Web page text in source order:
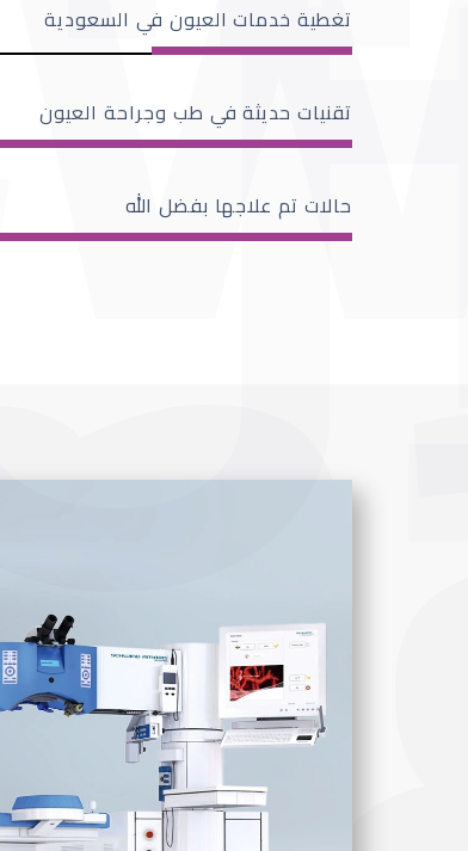
تغطية خدمات العيون في السعودية
تقنيات حديثة في طب وجراحة العيون
حالات تم علاجها بفضل الله